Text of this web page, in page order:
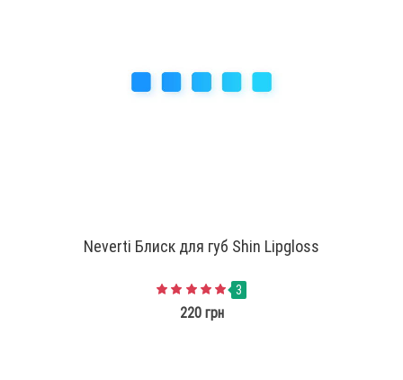
Neverti Блиск для губ Shin Lipgloss
3
220 грн